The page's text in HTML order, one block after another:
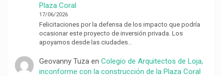
Plaza Coral
17/06/2026
Felicitaciones por la defensa de los impacto que podría
ocasionar este proyecto de inversión privada. Los
apoyamos desde las ciudades…
Geovanny Tuzaen Colegio de Arquitectos de Loja,
inconforme con la construcción de la Plaza Coral